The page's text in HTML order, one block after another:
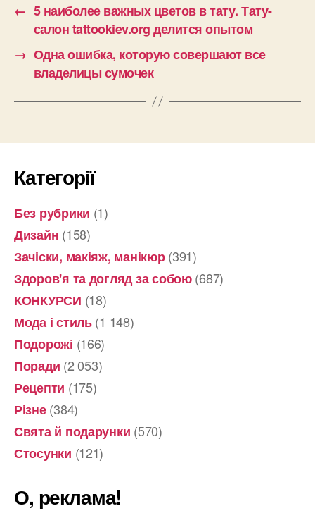
← 5 наиболее важных цветов в тату. Тату-
салон tattookiev.org делится опытом
→ Одна ошибка, которую совершают все
владелицы сумочек
Категорії
Без рубрики (1)
Дизайн (158)
Зачіски, макіяж, манікюр(391)
Здоров'я та догляд за собою(687)
КОНКУРСИ (18)
Мода і стиль(1 148)
Подорожі (166)
Поради (2 053)
Рецепти (175)
Різне(384)
Свята й подарунки (570)
Стосунки (121)
О, реклама!